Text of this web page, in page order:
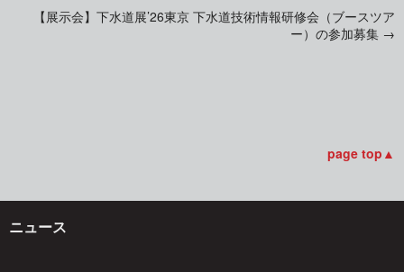
稿
ゲ
【展示会】下水道展’26東京 下水道技術情報研修会（ブースツア
ー）の参加募集 →
page top▲
ニュース